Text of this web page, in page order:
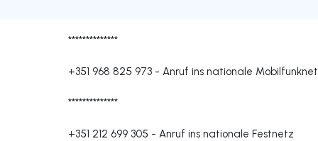
**************
+351 968 825 973 - Anruf ins nationale
**************
+351 212 699 305 - Anruf ins nationale Festnetz